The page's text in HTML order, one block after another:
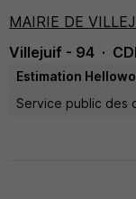
MAIRIE DE
Villejuif - 94
Estimation
Service public des